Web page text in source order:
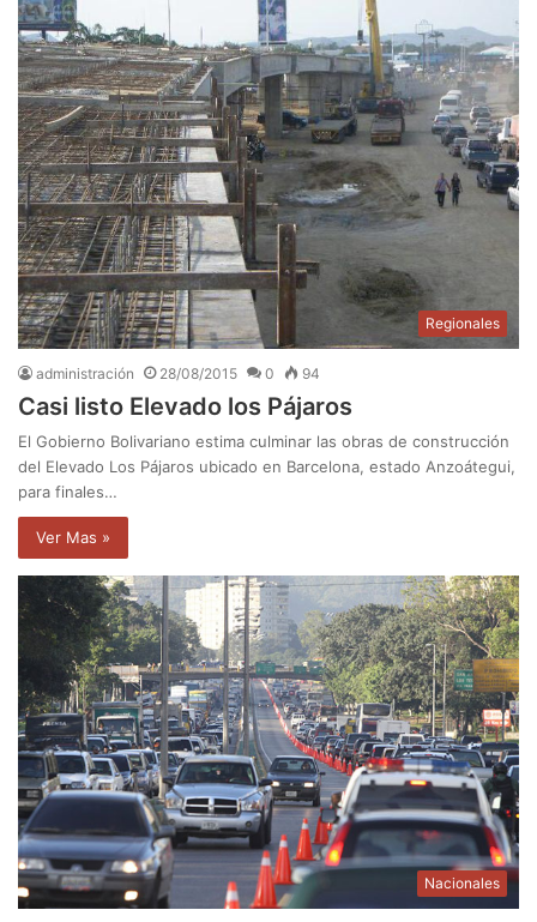
Regionales
administración 28/08/2015 0 94
Casi listo Elevado los Pájaros
El Gobierno Bolivariano estima culminar las obras de construcción
del Elevado Los Pájaros ubicado en Barcelona, estado Anzoátegui,
para finales…
Ver Mas »
Nacionales